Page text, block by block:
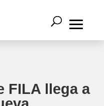
FILA llega a